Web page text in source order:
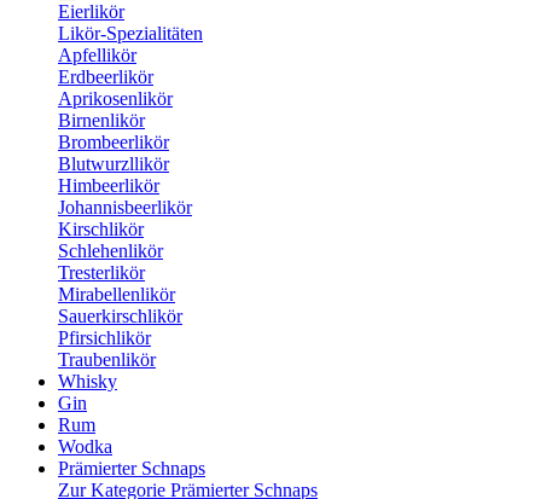
Eierlikör
Likör-Spezialitäten
Apfellikör
Erdbeerlikör
Aprikosenlikör
Birnenlikör
Brombeerlikör
Blutwurzllikör
Himbeerlikör
Johannisbeerlikör
Kirschlikör
Schlehenlikör
Tresterlikör
Mirabellenlikör
Sauerkirschlikör
Pfirsichlikör
Traubenlikör
Whisky
Gin
Rum
Wodka
Prämierter Schnaps
Zur Kategorie Prämierter Schnaps